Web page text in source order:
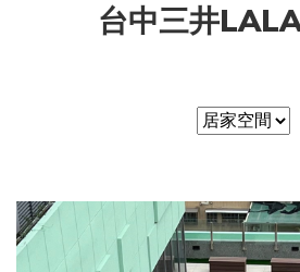
台中三井